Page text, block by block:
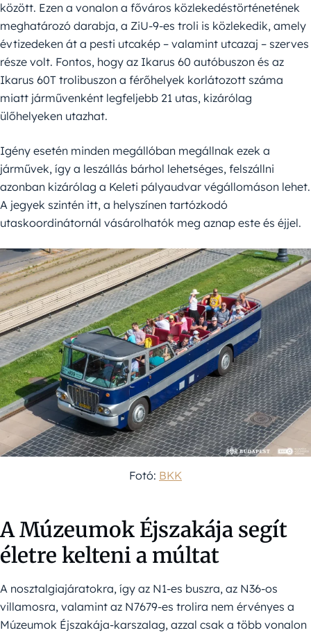
között. Ezen a vonalon a főváros közlekedéstörténetének
meghatározó darabja, a ZiU-9-es troli is közlekedik, amely
évtizedeken át a pesti utcakép – valamint utcazaj – szerves
része volt. Fontos, hogy az Ikarus 60 autóbuszon és az
Ikarus 60T trolibuszon a férőhelyek korlátozott száma
miatt járművenként legfeljebb 21 utas, kizárólag
ülőhelyeken utazhat.
Igény esetén minden megállóban megállnak ezek a
járművek, így a leszállás bárhol lehetséges, felszállni
azonban kizárólag a Keleti pályaudvar végállomáson lehet.
A jegyek szintén itt, a helyszínen tartózkodó
utaskoordinátornál vásárolhatók meg aznap este és éjjel.
Fotó: BKK
A Múzeumok Éjszakája segít
életre kelteni a múltat
A nosztalgiajáratokra, így az N1-es buszra, az N36-os
villamosra, valamint az N7679-es trolira nem érvényes a
Múzeumok Éjszakája-karszalag, azzal csak a több vonalon